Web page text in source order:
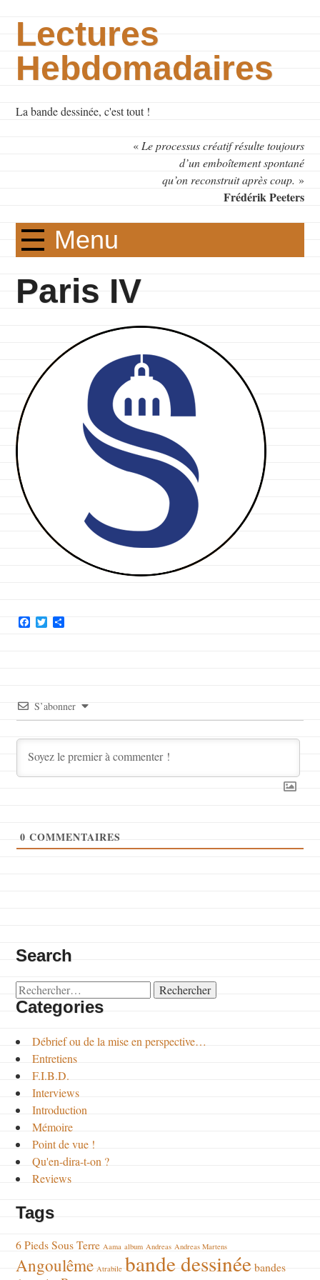
Lectures
Hebdomadaires
La bande dessinée, c'est tout !
« Le processus créatif résulte toujours
d’un emboîtement spontané
qu’on reconstruit après coup. »
Frédérik Peeters
Menu
Paris IV
Facebook
Twitter
S’abonner
0 COMMENTAIRES
Search
Rechercher :
Categories
Débrief ou de la mise en perspective…
Entretiens
F.I.B.D.
Interviews
Introduction
Mémoire
Point de vue !
Qu'en-dira-t-on ?
Reviews
Tags
6 Pieds Sous Terre Aama album Andreas Andreas Martens
Angoulême Atrabile bande dessinéebandes